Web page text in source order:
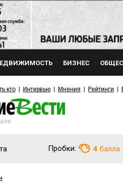
БИЗНЕС
кто Интервью Мнения Рейтинги
Пробки: 4 балла